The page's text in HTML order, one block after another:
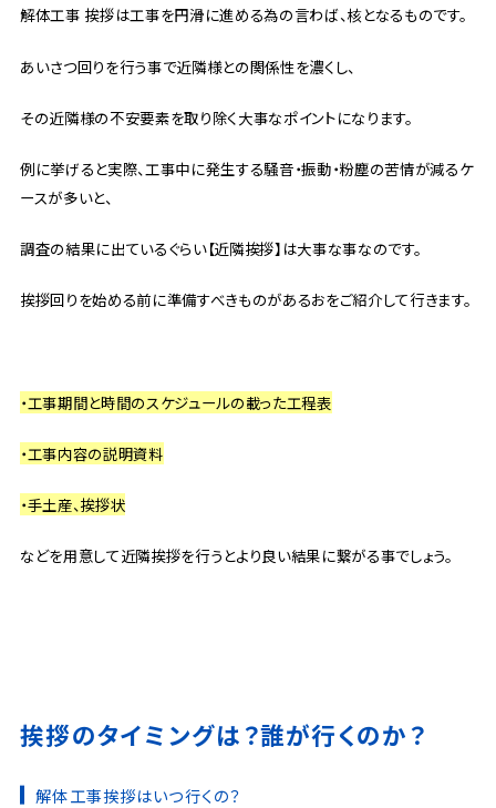
解体工事 挨拶は工事を円滑に進める為の言わば、核となるものです。
あいさつ回りを行う事で近隣様との関係性を濃くし、
その近隣様の不安要素を取り除く大事なポイントになります。
例に挙げると実際、工事中に発生する騒音・振動・粉塵の苦情が減るケ
ースが多いと、
調査の結果に出ているぐらい【近隣挨拶】は大事な事なのです。
挨拶回りを始める前に準備すべきものがあるおをご紹介して行きます。
・工事期間と時間のスケジュールの載った工程表
・工事内容の説明資料
・手土産、挨拶状
などを用意して近隣挨拶を行うとより良い結果に繋がる事でしょう。
挨拶のタイミングは？誰が行くのか？
解体工事挨拶はいつ行くの？